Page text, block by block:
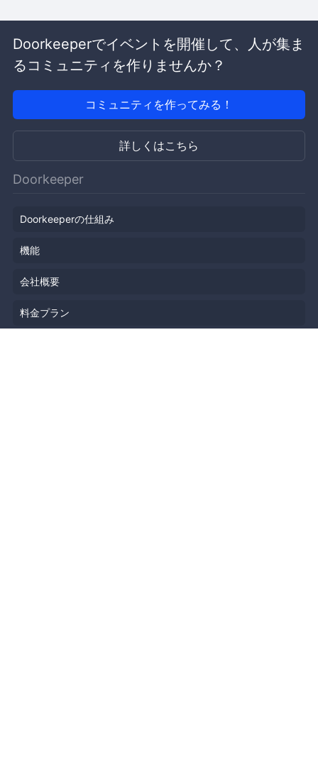
Doorkeeperでイベントを開催して、人が集ま
るコミュニティを作りませんか？
コミュニティを作ってみる！
詳しくはこちら
Doorkeeper
Doorkeeperの仕組み
機能
会社概要
料金プラン